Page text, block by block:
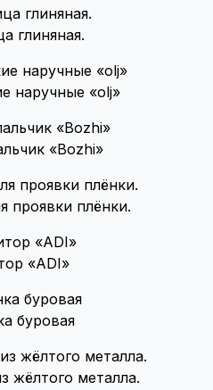
глиняная.
наручные «olj»
«Bozhi»
проявки плёнки.
«ADI»
буровая
жёлтого металла.